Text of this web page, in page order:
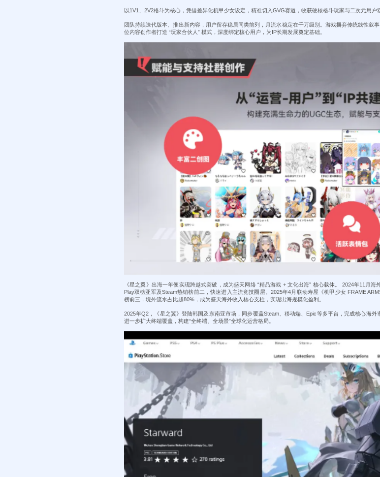
以1V1、2V2格斗为核心，凭借差异化机甲少女设定，精准切入GVG赛道，收获硬核格斗玩家与二次元用户
团队持续迭代版本、推出新内容，用户留存稳居同类前列，月流水稳定在千万级别。游戏摒弃传统线性叙
位内容创作者打造 “玩家合伙人” 模式，深度绑定核心用户，为IP长期发展奠定基础。
《星之翼》出海一年便实现跨越式突破，成为盛天网络 “精品游戏 + 文化出海” 核心载体。 2024年11月
Play双榜亚军及Steam热销榜前二，快速进入主流竞技圈层。2025年4月联动寿屋《机甲少女 FRAME
榜前三，境外流水占比超80%，成为盛天海外收入核心支柱，实现出海规模化盈利。
2025年Q2，《星之翼》登陆韩国及东南亚市场，同步覆盖Steam、移动端、Epic等多平台，完成核心海
进一步扩大终端覆盖，构建“全终端、全场景”全球化运营格局。